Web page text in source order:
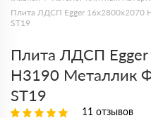
Плита ЛДСП Egger 16х2800х2070
ST19
Плита ЛДСП
H3190 Металлик
ST19
11 отзывов